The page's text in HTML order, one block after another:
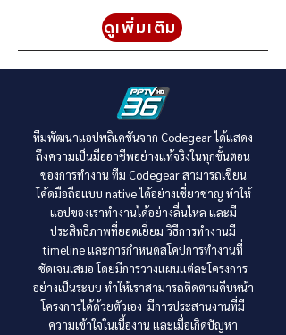
ดูเพิ่มเติม
ทีมพัฒนาแอปพลิเคชันจาก Codegear ได้แสดง
ถึงความเป็นมืออาชีพอย่างแท้จริงในทุกขั้นตอน
ของการทำงาน ทีม Codegear สามารถเขียน
โค้ดมือถือแบบ native ได้อย่างเชี่ยวชาญ ทำให้
แอปของเราทำงานได้อย่างลื่นไหล และมี
ประสิทธิภาพที่ยอดเยี่ยม วิธีการทำงานมี
timeline และการกำหนดสโคปการทำงานที่
ชัดเจนเสมอ โดยมีการวางแผนแต่ละโครงการ
อย่างเป็นระบบ ทำให้เราสามารถติดตามคืบหน้า
โครงการได้ด้วยตัวเอง มีการประสานงานที่มี
ความเข้าใจในเนื้องาน และเมื่อเกิดปัญหา